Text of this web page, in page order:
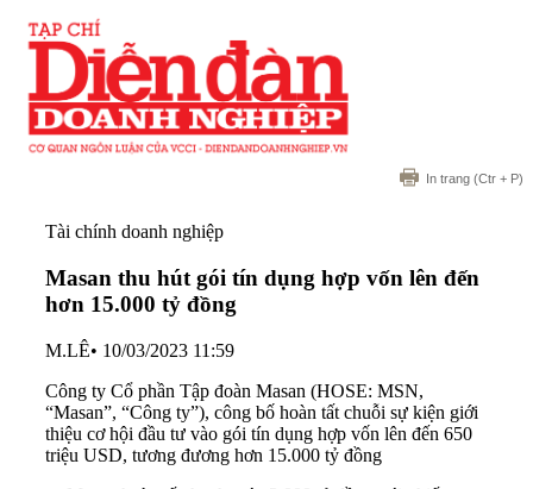
In trang (Ctr + P)
Tài chính doanh nghiệp
Masan thu hút gói tín dụng hợp vốn lên đến
hơn 15.000 tỷ đồng
M.LÊ• 10/03/2023 11:59
Công ty Cổ phần Tập đoàn Masan (HOSE: MSN,
“Masan”, “Công ty”), công bố hoàn tất chuỗi sự kiện giới
thiệu cơ hội đầu tư vào gói tín dụng hợp vốn lên đến 650
triệu USD, tương đương hơn 15.000 tỷ đồng